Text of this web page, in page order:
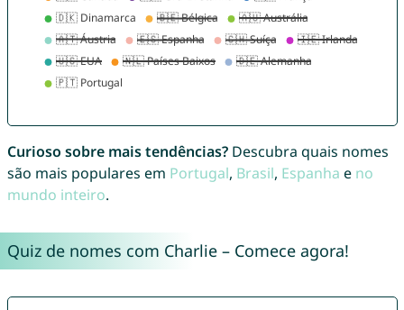
Curioso sobre mais tendências?Descubra quais nomes
são mais populares em Portugal, Brasil, Espanha e no
mundo inteiro.
Quiz de nomes com Charlie – Comece agora!